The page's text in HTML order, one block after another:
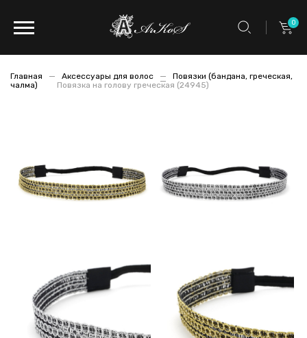
0
Главная Аксессуары для волос
Повязки (бандана, греческая,
чалма)
Повязка на голову греческая (24945)